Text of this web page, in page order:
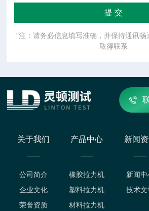
"注：请务必信息填写准确，并保持通讯
取得联系
关于我们
公司简介
企业文化
荣誉资质
产品中心
橡胶拉力机
塑料拉力机
材料拉力机
新闻
新闻中
技术文